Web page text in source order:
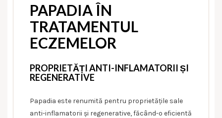
PAPADIA ÎN
TRATAMENTUL
ECZEMELOR
PROPRIETĂȚI ANTI-INFLAMATORII ȘI
REGENERATIVE
Papadia este renumită pentru proprietățile sale
anti-inflamatorii și regenerative, făcând-o eficientă